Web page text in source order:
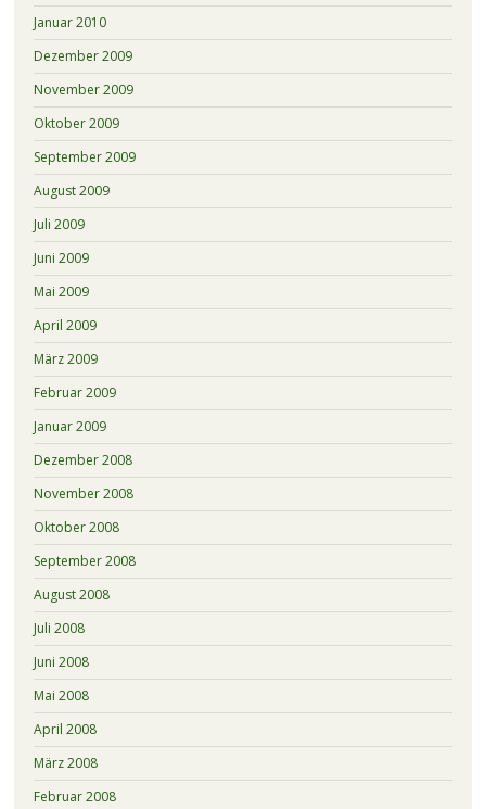
Januar 2010
Dezember 2009
November 2009
Oktober 2009
September 2009
August 2009
Juli 2009
Juni 2009
Mai 2009
April 2009
März 2009
Februar 2009
Januar 2009
Dezember 2008
November 2008
Oktober 2008
September 2008
August 2008
Juli 2008
Juni 2008
Mai 2008
April 2008
März 2008
Februar 2008